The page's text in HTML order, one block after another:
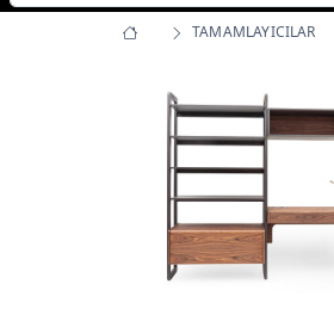
TAMAMLAYICILAR